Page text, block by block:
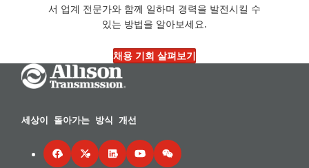
서 업계 전문가와 함께 일하며 경력을 발전시킬 수
있는 방법을 알아보세요.
채용 기회 살펴보기
Go Home
세상이 돌아가는 방식 개선
FacebookTwitterLinkedInYouTubeWeChat